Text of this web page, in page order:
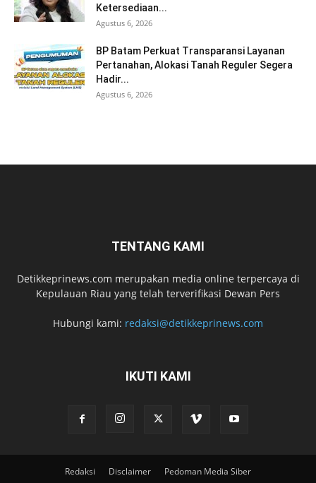
Ketersediaan...
Agustus 6, 2026
BP Batam Perkuat Transparansi Layanan
Pertanahan, Alokasi Tanah Reguler Segera
Hadir...
Agustus 6, 2026
TENTANG KAMI
Detikkeprinews.com merupakan media online terpercaya di
Kepulauan Riau yang telah terverifikasi Dewan Pers
Hubungi kami: redaksi@detikkeprinews.com
IKUTI KAMI
Redaksi Disclaimer Pedoman Media Siber